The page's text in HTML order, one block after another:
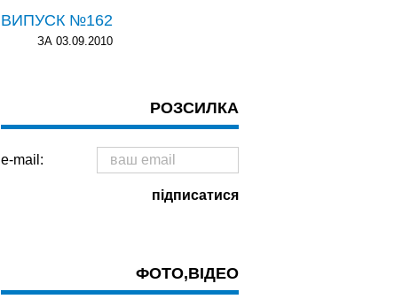
ВИПУСК №162
ЗА 03.09.2010
РОЗСИЛКА
e-mail:
ФОТО,ВІДЕО